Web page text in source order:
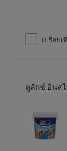
เปรียบเ
ดูลักซ์ อินส